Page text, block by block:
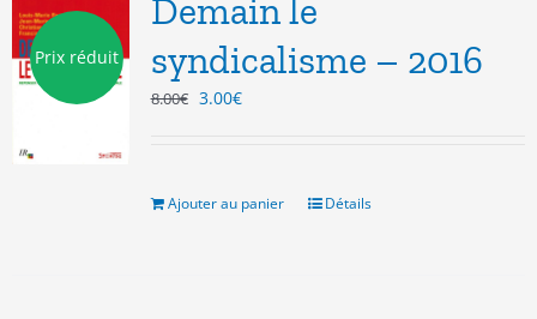
Prix réduit
Demain le
syndicalisme – 2016
8.00€ Le
8.00€.
3.00€Le
3.00€.
Ajouter au panier Détails